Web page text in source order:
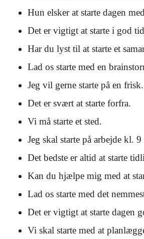
Hun elsker at starte dagen
Det er vigtigt at starte i god
Har du lyst til at starte et
Lad os starte med en
Jeg vil gerne starte på en frisk.
Det er svært at starte forfra.
Vi må starte et sted.
Jeg skal starte på arbejde kl.
Det bedste er altid at starte
Kan du hjælpe mig med at
Lad os starte med det
Det er vigtigt at starte dagen
Vi skal starte med at